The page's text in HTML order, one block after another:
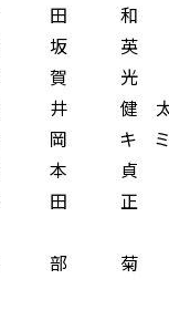
和
坂 英
賀 光
健 太
キ ミ
本 貞
田 正
部 菊